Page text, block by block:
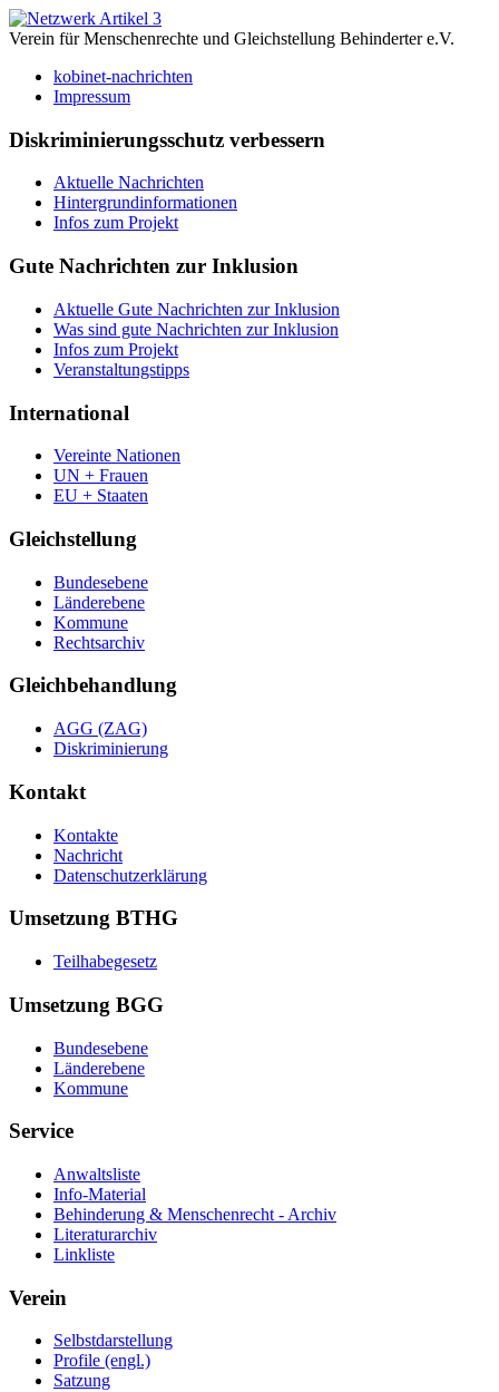
Verein für Menschenrechte und Gleichstellung Behinderter e.V.
kobinet-nachrichten
Impressum
Diskriminierungsschutz verbessern
Aktuelle Nachrichten
Hintergrundinformationen
Infos zum Projekt
Gute Nachrichten zur Inklusion
Aktuelle Gute Nachrichten zur Inklusion
Was sind gute Nachrichten zur Inklusion
Infos zum Projekt
Veranstaltungstipps
International
Vereinte Nationen
UN + Frauen
EU + Staaten
Gleichstellung
Bundesebene
Länderebene
Kommune
Rechtsarchiv
Gleichbehandlung
AGG (ZAG)
Diskriminierung
Kontakt
Kontakte
Nachricht
Datenschutzerklärung
Umsetzung BTHG
Teilhabegesetz
Umsetzung BGG
Bundesebene
Länderebene
Kommune
Service
Anwaltsliste
Info-Material
Behinderung & Menschenrecht - Archiv
Literaturarchiv
Linkliste
Verein
Selbstdarstellung
Profile (engl.)
Satzung